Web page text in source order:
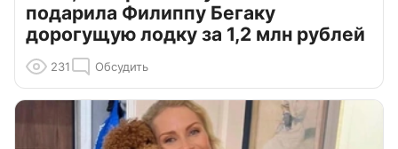
подарила Филиппу Бегаку
дорогущую лодку за 1,2 млн рублей
231 Обсудить